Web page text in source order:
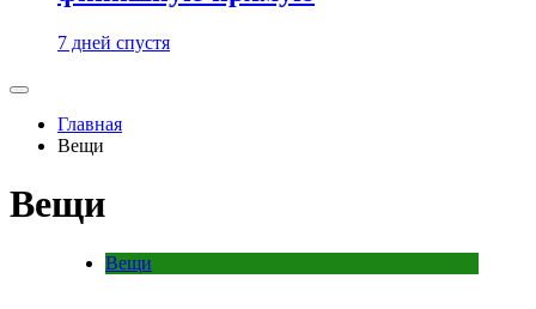
7 дней спустя
Главная
Вещи
Вещи
Вещи